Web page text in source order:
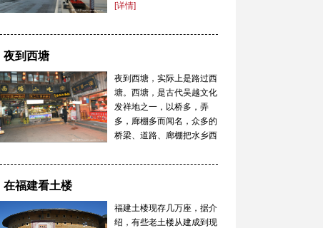
[详情]
夜到西塘
夜到西塘，实际上是路过西
塘。西塘，是古代吴越文化
发祥地之一，以桥多，弄
多，廊棚多而闻名，众多的
桥梁、道路、廊棚把水乡西
在福建看土楼
福建土楼现存几万座，据介
绍，有些老土楼从建成到现